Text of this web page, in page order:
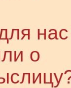
нас
о